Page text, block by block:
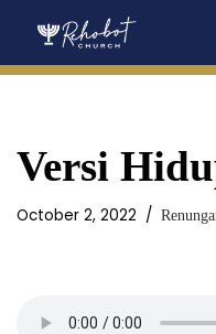
Versi
October 2, 2022